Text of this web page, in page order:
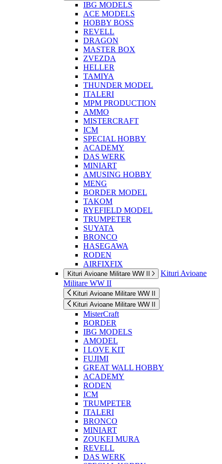
IBG MODELS
ACE MODELS
HOBBY BOSS
REVELL
DRAGON
MASTER BOX
ZVEZDA
HELLER
TAMIYA
THUNDER MODEL
ITALERI
MPM PRODUCTION
AMMO
MISTERCRAFT
ICM
SPECIAL HOBBY
ACADEMY
DAS WERK
MINIART
AMUSING HOBBY
MENG
BORDER MODEL
TAKOM
RYEFIELD MODEL
TRUMPETER
SUYATA
BRONCO
HASEGAWA
RODEN
AIRFIXFIX
Kituri Avioane Militare WW II
Kituri Avioane
Militare WW II
Kituri Avioane Militare WW II
Kituri Avioane Militare WW II
MisterCraft
BORDER
IBG MODELS
AMODEL
I LOVE KIT
FUJIMI
GREAT WALL HOBBY
ACADEMY
RODEN
ICM
TRUMPETER
ITALERI
BRONCO
MINIART
ZOUKEI MURA
REVELL
DAS WERK